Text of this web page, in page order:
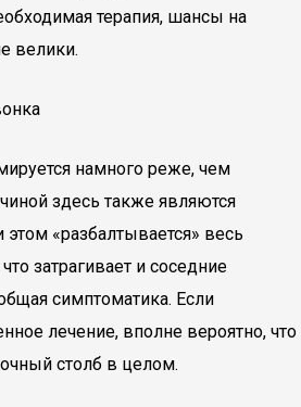
терапия, шансы на
велики.
намного реже, чем
здесь также являются
«разбалтывается» весь
затрагивает и соседние
симптоматика. Если
лечение, вполне вероятно, что
столб в целом.